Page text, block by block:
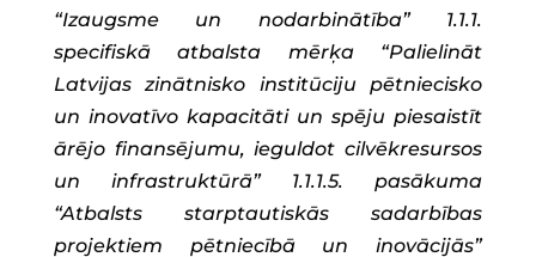
“Izaugsme un nodarbinātība” 1.1.1.
specifiskā atbalsta mērķa “Palielināt
Latvijas zinātnisko institūciju pētniecisko
un inovatīvo kapacitāti un spēju piesaistīt
ārējo finansējumu, ieguldot cilvēkresursos
un infrastruktūrā” 1.1.1.5. pasākuma
“Atbalsts starptautiskās sadarbības
projektiem pētniecībā un inovācijās”